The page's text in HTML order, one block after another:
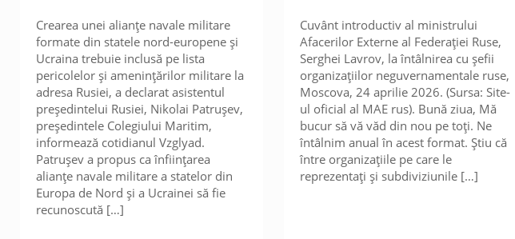
Crearea unei alianțe navale militare
formate din statele nord-europene și
Ucraina trebuie inclusă pe lista
pericolelor și amenințărilor militare la
adresa Rusiei, a declarat asistentul
președintelui Rusiei, Nikolai Patrușev,
președintele Colegiului Maritim,
informează cotidianul Vzglyad.
Patrușev a propus ca înființarea
alianțe navale militare a statelor din
Europa de Nord și a Ucrainei să fie
recunoscută […]
Cuvânt introductiv al ministrului
Afacerilor Externe al Federației Ruse,
Serghei Lavrov, la întâlnirea cu șefii
organizațiilor neguvernamentale ruse,
Moscova, 24 aprilie 2026. (Sursa: Site-
ul oficial al MAE rus). Bună ziua, Mă
bucur să vă văd din nou pe toți. Ne
întâlnim anual în acest format. Știu că
între organizațiile pe care le
reprezentați și subdiviziunile […]